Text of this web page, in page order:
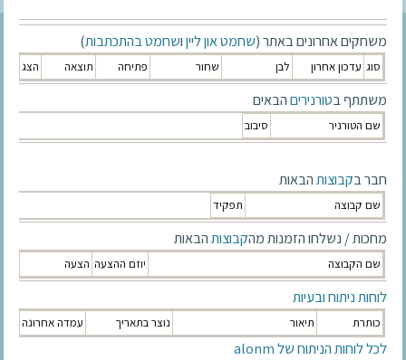
משחקים אחרונים באתר (שחמט און לייןושחמט בהתכתבות)
סוג עדכון אחרון לבן שחור פתיחה תוצאה הצג
משתתף בטורניריםהבאים
שם הטורניר סיבוב
חבר בקבוצותהבאות
שם קבוצה תפקיד
מחכות / נשלחו הזמנות מהקבוצותהבאות
שם הקבוצה יוזם ההצעה הצעה
לוחות ניתוח ובעיות
כותרת תיאור נוצר בתאריך עמדה אחרונה
לכל לוחות הניתוח של alonm